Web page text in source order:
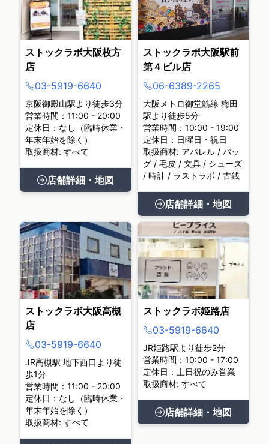
ストックラボ大阪枚方
店
03-5919-6640
京阪御殿山駅より徒歩3分
営業時間：11:00 - 20:00
定休日：なし（臨時休業・
年末年始を除く）
取扱商材: すべて
店舗詳細・地図
ストックラボ大阪駅前
第４ビル店
06-6389-2265
大阪メトロ御堂筋線 梅田
駅より徒歩5分
営業時間：10:00 - 19:00
定休日：日曜日・祝日
取扱商材: アパレル / バッ
グ / 毛皮 / 文具 / シューズ
/ 時計 / ラストラボ / 古銭
店舗詳細・地図
ストックラボ大阪高槻
店
03-5919-6640
JR高槻駅 地下西口より徒
歩1分
営業時間：11:00 - 20:00
定休日：なし（臨時休業・
年末年始を除く）
取扱商材: すべて
ストックラボ姫路店
03-5919-6640
JR姫路駅より徒歩2分
営業時間：10:00 - 17:00
定休日：土日祝のみ営業
取扱商材: すべて
店舗詳細・地図